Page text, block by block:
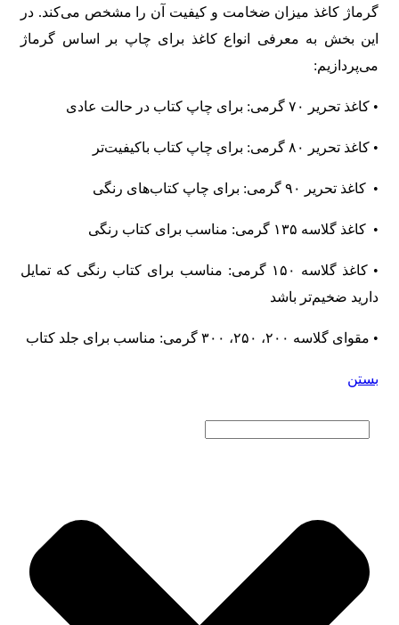
گرماژ کاغذ میزان ضخامت و کیفیت آن را مشخص می‌کند. در
این بخش به معرفی انواع کاغذ برای چاپ بر اساس گرماژ
می‌پردازیم:
• کاغذ تحریر ۷۰ گرمی: برای چاپ کتاب در حالت عادی
• کاغذ تحریر ۸۰ گرمی: برای چاپ کتاب باکیفیت‌تر
• کاغذ تحریر ۹۰ گرمی: برای چاپ کتا‌ب‌های رنگی
• کاغذ گلاسه ۱۳۵ گرمی: مناسب برای کتاب رنگی
• کاغذ گلاسه ۱۵۰ گرمی: مناسب برای کتاب رنگی که تمایل
دارید ضخیم‌تر باشد
• مقوای گلاسه ۲۰۰، ۲۵۰، ۳۰۰ گرمی: مناسب برای جلد کتاب
بستن